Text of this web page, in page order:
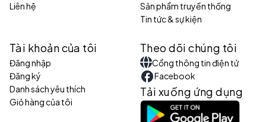
Liên hệ
Sản phẩm truyền thống
Tin tức & sự kiện
Tài khoản của tôi
Đăng nhập
Đăng ký
Danh sách yêu thích
Giỏ hàng của tôi
Theo dõi chúng tôi
Cổng thông tin điện tử
Facebook
Tải xuống ứng dụng